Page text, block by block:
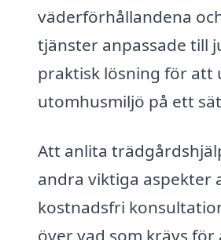
väderförhållandena
tjänster anpassade till
praktisk lösning för
utomhusmiljö på ett
Att anlita
andra viktiga aspekter
kostnadsfri